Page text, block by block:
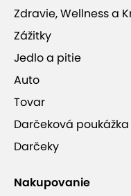
Zdravie, Wellness a
Zážitky
Jedlo a pitie
Auto
Tovar
Darčeková poukážka
Darčeky
Nakupovanie